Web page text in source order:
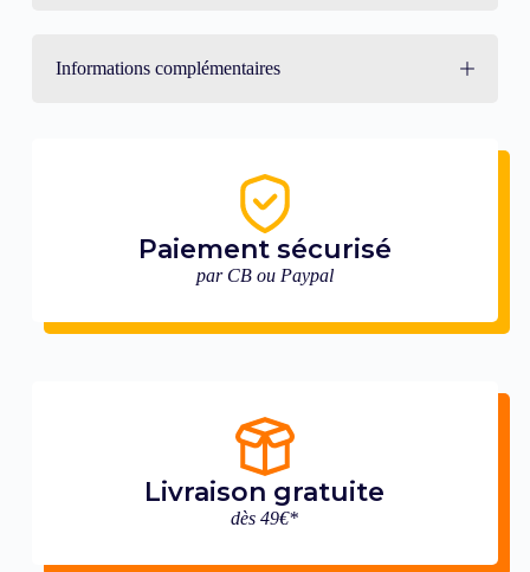
Informations complémentaires
Paiement sécurisé
par CB ou Paypal
Livraison gratuite
dès 49€*